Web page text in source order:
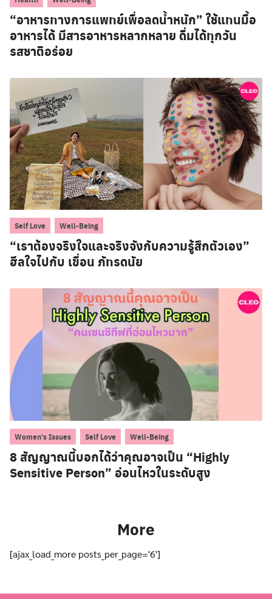
“อาหารทางการแพทย์เพื่อลดน้ำหนัก” ใช้แทนมื้อ
อาหารได้ มีสารอาหารหลากหลาย ดื่มได้ทุกวัน
รสชาติอร่อย
Self Love Well-Being
“เราต้องจริงใจและจริงจังกับความรู้สึกตัวเอง”
ฮีลใจไปกับ เขื่อน ภัทรดนัย
Women's Issues Self Love Well-Being
8 สัญญาณนี้บอกได้ว่าคุณอาจเป็น “Highly
Sensitive Person” อ่อนไหวในระดับสูง
More
[ajax_load_more posts_per_page='6']